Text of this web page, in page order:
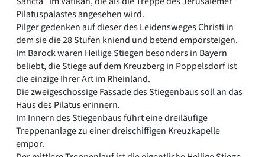
Pilatuspalastes angesehen wird.
Pilger gedenken auf dieser des Leidensweges Christi in
dem sie die 28 Stufen kniend und betend emporsteigen.
Im Barock waren Heilige Stiegen besonders in Bayern
beliebt, die Stiege auf dem Kreuzberg in Poppelsdorf ist
die einzige Ihrer Art im Rheinland.
Die zweigeschossige Fassade des Stiegenbaus soll an das
Haus des Pilatus erinnern.
Im Innern des Stiegenbaus führt eine dreiläufige
Treppenanlage zu einer dreischiffigen Kreuzkapelle
empor.